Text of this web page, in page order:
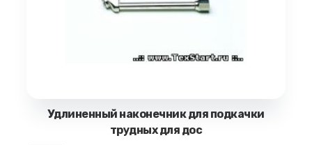
Удлиненный наконечник для подкачки
трудных для дос